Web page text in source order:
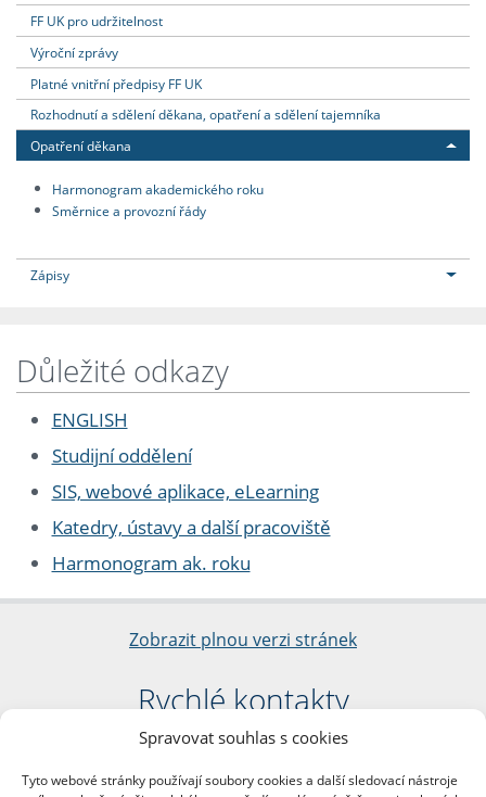
Spravovat souhlas s cookies
Tyto webové stránky používají soubory cookies a další sledovací nástroje
FF UK pro udržitelnost
Výroční zprávy
Platné vnitřní předpisy FF UK
Rozhodnutí a sdělení děkana, opatření a sdělení tajemníka
Opatření děkana
Harmonogram akademického roku
Směrnice a provozní řády
Zápisy
Důležité odkazy
ENGLISH
Studijní oddělení
SIS, webové aplikace, eLearning
Katedry, ústavy a další pracoviště
Harmonogram ak. roku
Zobrazit plnou verzi stránek
Rychlé kontakty
Filozofická fakulta
nám. Jana Palacha 1/2